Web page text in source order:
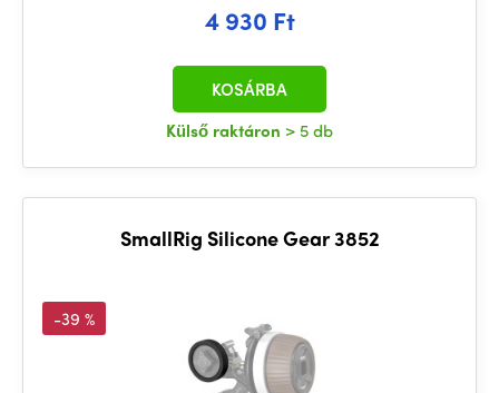
4 930 Ft
Külső raktáron > 5 db
KOSÁRBA
SmallRig Silicone Gear 3852
-39 %